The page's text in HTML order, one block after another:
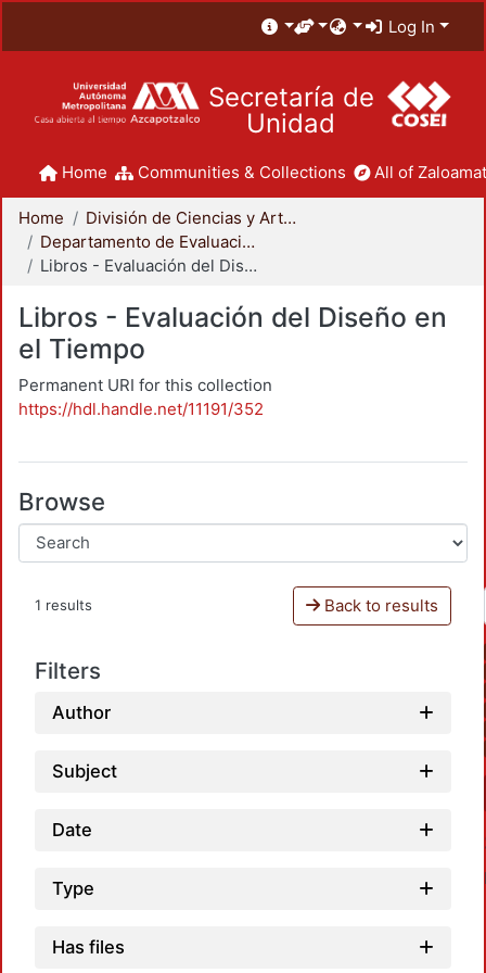
Log In
Secretaría de
Unidad
Home Communities & Collections All of
Home
División de Ciencias y Artes para el Diseño
Departamento de Evaluación del Diseño en el Tiempo
Libros - Evaluación del Diseño en el Tiempo
Libros - Evaluación del Diseño en
el Tiempo
Permanent URI for this collection
https://hdl.handle.net/11191/352
Browse
1 results Back to results
Filters
Author
Subject
Date
Type
Has files